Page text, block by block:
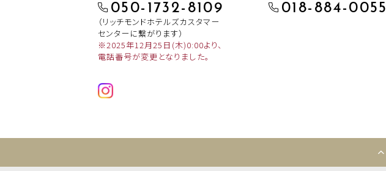
050-1732-8109
（リッチモンドホテルズカスタマー
センターに繋がります）
※2025年12月25日(木)0:00より、
電話番号が変更となりました。
018-884-0055